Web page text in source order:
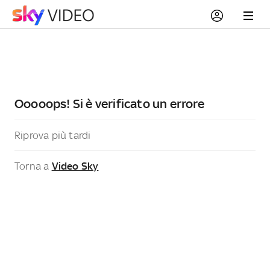
Ooooops! Si è verificato un errore
Riprova più tardi
Torna a Video Sky